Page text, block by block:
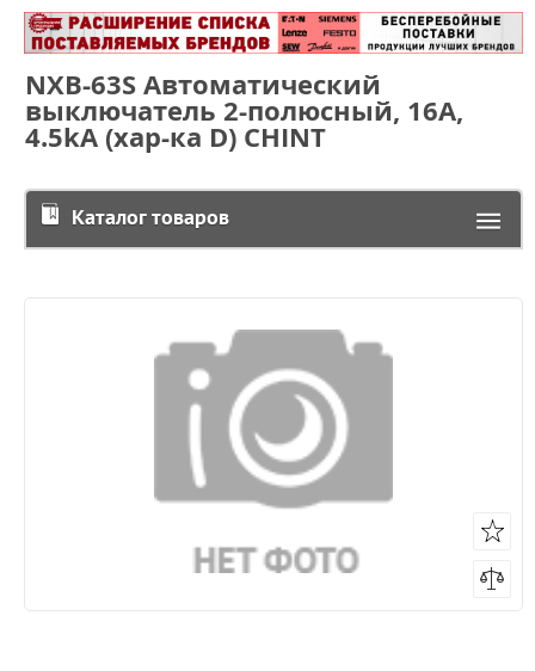
NXB-63S Автоматический
выключатель 2-полюсный, 16А,
4.5kA (хар-ка D) CHINT
Каталог товаров